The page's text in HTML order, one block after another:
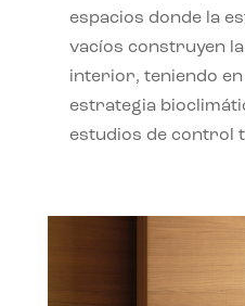
espacios donde la
vacíos construyen
interior, teniendo en
estrategia
estudios de control